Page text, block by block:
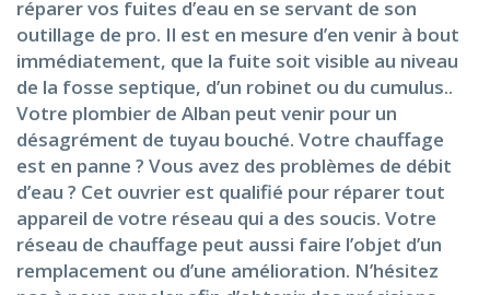
réparer vos fuites d’eau en se servant de son
outillage de pro. Il est en mesure d’en venir à bout
immédiatement, que la fuite soit visible au niveau
de la fosse septique, d’un robinet ou du cumulus..
Votre plombier de Alban peut venir pour un
désagrément de tuyau bouché. Votre chauffage
est en panne ? Vous avez des problèmes de débit
d’eau ? Cet ouvrier est qualifié pour réparer tout
appareil de votre réseau qui a des soucis. Votre
réseau de chauffage peut aussi faire l’objet d’un
remplacement ou d’une amélioration. N’hésitez